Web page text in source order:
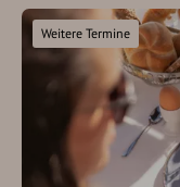
Weitere Termine